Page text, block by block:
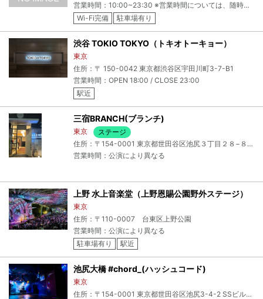
営業時間：10:00~23:30 ※営業時間については、随時変更する場合がございます。
Wi-Fi完備
駐車場有り
渋谷 TOKIO TOKYO（トキオトーキョー）
東京
住所：〒 150-0042 東京都渋谷区宇田川町3-7-B1
営業時間：OPEN 18:00 / CLOSE 23:00
駅近
三宿BRANCH(ブランチ)
東京
ステージ
住所：〒154-0001 東京都世田谷区池尻３丁目２８−８ 国立音楽院 Ｂ１
営業時間：公演により異なる
上野 水上音楽堂（上野恩賜公園野外ステージ）
東京
住所：〒110-0007 台東区上野公園
営業時間：公演により異なる
駐車場有り
駅近
池尻大橋 #chord_(ハッシュコード)
東京
住所：〒154-0001 東京都世田谷区池尻3-4-2 SSビル池尻B1